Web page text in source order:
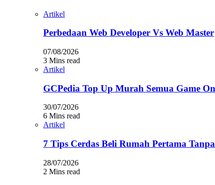
Artikel
Perbedaan Web Developer Vs Web Master
07/08/2026
3 Mins read
Artikel
GCPedia Top Up Murah Semua Game
30/07/2026
6 Mins read
Artikel
7 Tips Cerdas Beli Rumah Pertama
28/07/2026
2 Mins read